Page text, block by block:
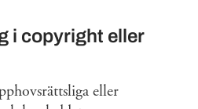
i copyright eller
eller